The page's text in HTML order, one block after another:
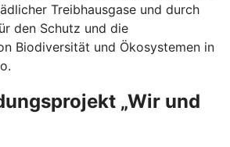
Treibhausgase und durch
den Schutz und die
Biodiversität und Ökosystemen in
„Wir und